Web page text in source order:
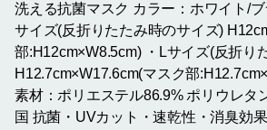
洗える抗菌マスク カラー：ホワイト/
サイズ(反折りたたみ時のサイズ)
部:H12cm×W8.5cm) ・Lサイズ(反折り
H12.7cm×W17.6cm(マスク部
素材：ポリエステル86.9% ポリウレタ
国 抗菌・UVカット・速乾性・消臭効